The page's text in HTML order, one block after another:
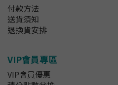
付款方法
送貨須知
退換貨安排
VIP會員專區
VIP會員優惠